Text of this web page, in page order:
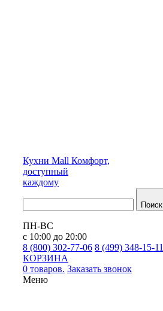
Кухни Mall Комфорт,
доступный
каждому
Поиск
ПН-ВС
с 10:00 до 20:00
8 (800) 302-77-06 8 (499) 348-15-11
КОРЗИНА
0 товаров. Заказать звонок
Меню